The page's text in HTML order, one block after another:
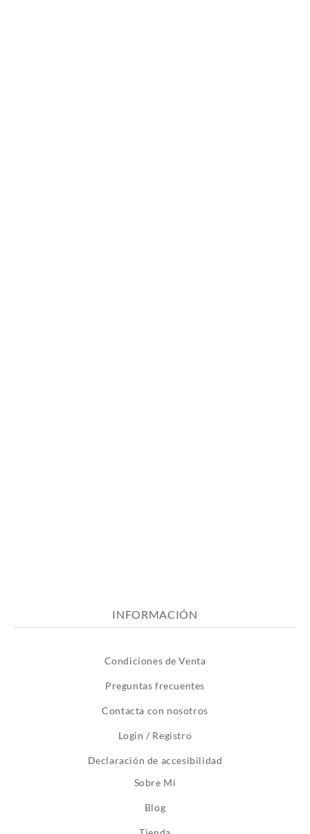
INFORMACIÓN
Condiciones de Venta
Preguntas frecuentes
Contacta con nosotros
Login / Registro
Declaración de accesibilidad
Sobre Mi
Blog